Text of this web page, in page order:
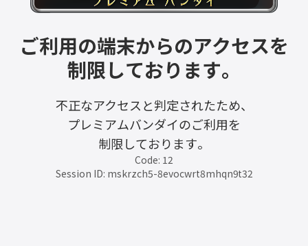
ご利用の端末からのアクセスを
制限しております。
不正なアクセスと判定されたため、
プレミアムバンダイのご利用を
制限しております。
Code: 12
Session ID: mskrzch5-8evocwrt8mhqn9t32